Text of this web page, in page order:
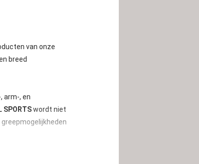
van onze
breed
arm-, en
SPORTSwordt niet
gemonteerd.